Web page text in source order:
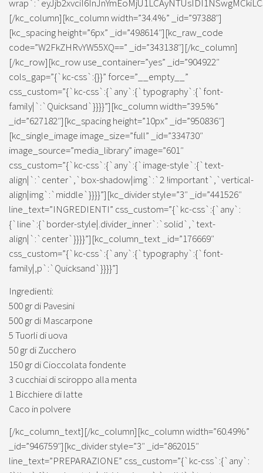
[/kc_column][kc_column width=”34.4%” _id=”97388″]
[kc_spacing height=”6px” _id=”498614″][kc_raw_code
code=”W2FkZHRvYW55XQ==” _id=”343138″][/kc_column]
[/kc_row][kc_row use_container=”yes” _id=”904922″
cols_gap=”{`kc-css`:{}}” force=”__empty__”
css_custom=”{`kc-css`:{`any`:{`typography`:{`font-
family|`:`Quicksand`}}}}”][kc_column width=”39.5%”
_id=”627182″][kc_spacing height=”10px” _id=”950836″]
[kc_single_image image_size=”full” _id=”334730″
image_source=”media_library” image=”601″
css_custom=”{`kc-css`:{`any`:{`image-style`:{`text-
align|`:`center`,`box-shadow|img`:`2 !important`,`vertical-
align|img`:`middle`}}}}”][kc_divider style=”3″ _id=”441526″
line_text=”INGREDIENTI” css_custom=”{`kc-css`:{`any`:
{`line`:{`border-style|.divider_inner`:`solid`,`text-
align|`:`center`}}}}”][kc_column_text _id=”176669″
css_custom=”{`kc-css`:{`any`:{`typography`:{`font-
family|,p`:`Quicksand`}}}}”]
Ingredienti:
500 gr di Pavesini
500 gr di Mascarpone
5 Tuorli di uova
50 gr di Zucchero
150 gr di Cioccolata fondente
3 cucchiai di sciroppo alla menta
1 Bicchiere di latte
Caco in polvere
[/kc_column_text][/kc_column][kc_column width=”60.49%”
_id=”946759″][kc_divider style=”3″ _id=”862015″
line_text=”PREPARAZIONE” css_custom=”{`kc-css`:{`any`: